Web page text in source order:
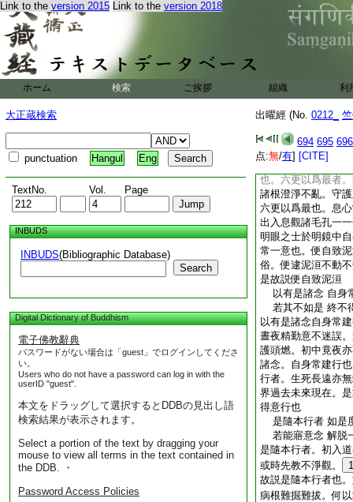
Link to the version 2015 Link to the version 2018
ホーム 検索 ご挨拶 組織 利
大正蔵検索
punctuation Hangul Eng
TextNo. Vol. Page
INBUDS
INBUDS(Bibliographic Database)
Search
Digital Dictionary of Buddhism
電子佛教辭典
パスワードがない場合は「guest」でログインしてくださ
い。
Users who do not have a password can log in with the
userID "guest".
本文をドラッグして選択するとDDBの見出し語
検索結果が表示されます。
Select a portion of the text by dragging your
mouse to view all terms in the text contained in
the DDB. ・
Password Access Policies
出曜經 (No. 0212_
694 695 696
点:無/有] [CITE]
騁。執志牢固端攝
是故説比丘立是念
安般數息禪定。後
中諸結永盡無餘。
化縁已遍。己身度
是故説始得終必勝
若見身所住 六更
息心常一意 便自
若見身所住者。比
女尼優婆塞優婆夷
種。執志堅固趣道
也。六更以爲最者
諸根澄淨不亂。守
六更以爲最也。息
出入息觀諸毛孔一
明眼之士於明鏡中
常一意也。便自致
俗。便逮泥洹不動
是故説便自致泥洹
以有是諸念 自身
若其不如是 終不
以有是諸念自身常
晝夜精勤意不迷誤
護頭燃。初中竟夜
諸念。自身常建行
行者。生死長遠亦
界過去未來現在。
得意行也
是隨本行者 如是
若能寤意念 解脱
是隨本行者。初入
或時先教不淨觀。
1
故説是隨本行者也
病根難掘難拔。何